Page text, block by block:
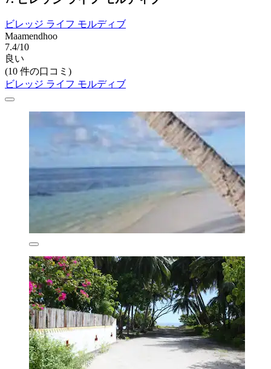
ビレッジ ライフ モルディブ
Maamendhoo
7.4/10
良い
(10 件の口コミ)
ビレッジ ライフ モルディブ